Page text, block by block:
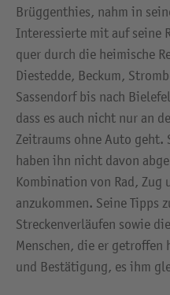
Brüggenthies, nahm in
Interessierte mit auf seine
quer durch die heimische
Diestedde, Beckum,
Sassendorf bis nach
dass es auch nicht nur an
Zeitraums ohne Auto
haben ihn nicht davon
Kombination von Rad, Zug
anzukommen. Seine Tipps
Streckenverläufen sowie
Menschen, die er
und Bestätigung, es ihm